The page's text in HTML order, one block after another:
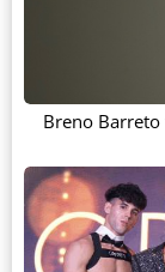
Breno Barreto